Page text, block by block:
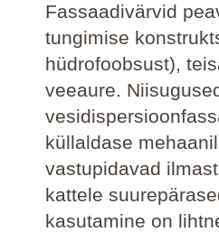
Fassaadivärvid
tungimise
hüdrofoobsust),
veeaure.
küllaldase
vastupidavad
kattele
kasutamine on